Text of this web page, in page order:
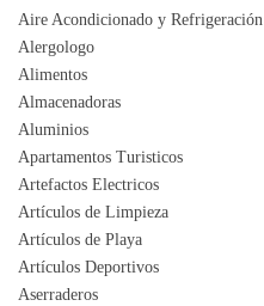
Aire Acondicionado y Refrigeración
Alergologo
Alimentos
Almacenadoras
Aluminios
Apartamentos Turisticos
Artefactos Electricos
Artículos de Limpieza
Artículos de Playa
Artículos Deportivos
Aserraderos